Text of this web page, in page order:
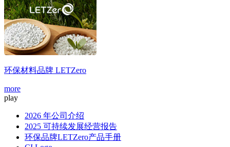
环保材料品牌 LETZero
more
play
2026 年公司介绍
2025 可持续发展经营报告
环保品牌LETZero产品手册